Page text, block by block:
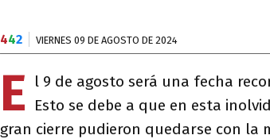
442 VIERNES 09 DE AGOSTO DE 2024
E
l 9 de agosto será una fecha
Esto se debe a que en esta
gran cierre pudieron quedarse con la